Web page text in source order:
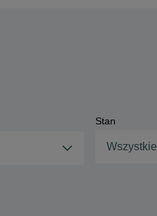
Stan
Wszystkie